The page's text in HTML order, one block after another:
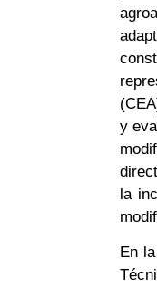
y
la
En